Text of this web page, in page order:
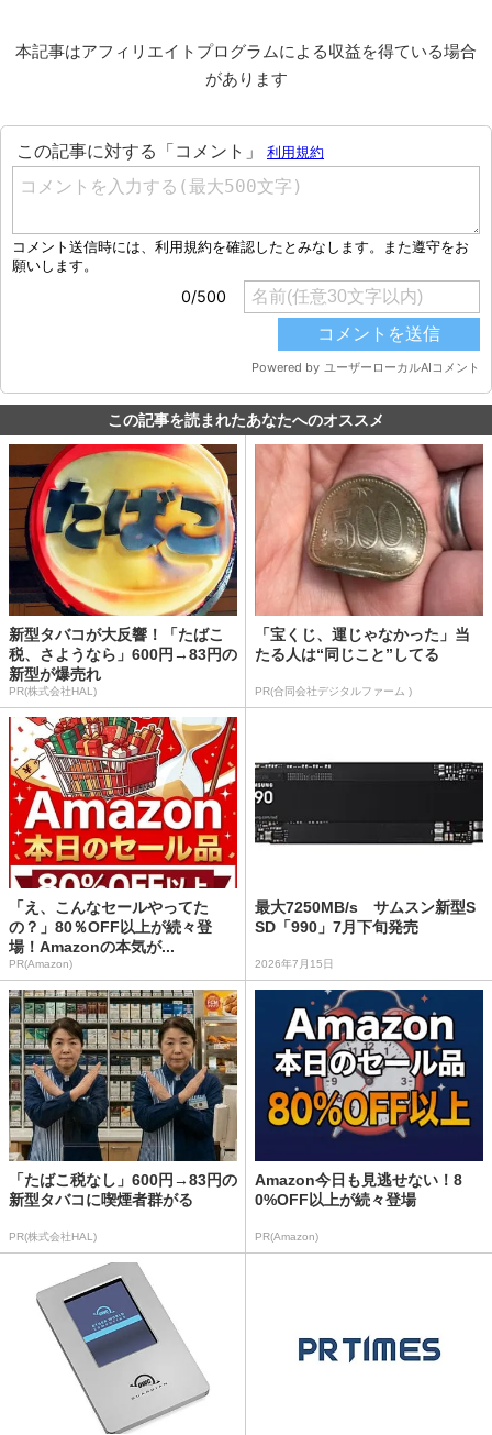
本記事はアフィリエイトプログラムによる収益を得ている場合
があります
この記事を読まれたあなたへのオススメ
新型タバコが大反響！「たばこ
税、さようなら」600円→83円の
新型が爆売れ
PR(株式会社HAL)
「宝くじ、運じゃなかった」当
たる人は“同じこと”してる
PR(合同会社デジタルファーム )
「え、こんなセールやってた
の？」80％OFF以上が続々登
場！Amazonの本気が...
PR(Amazon)
最大7250MB/s サムスン新型S
SD「990」7月下旬発売
2026年7月15日
「たばこ税なし」600円→83円の
新型タバコに喫煙者群がる
PR(株式会社HAL)
Amazon今日も見逃せない！8
0%OFF以上が続々登場
PR(Amazon)